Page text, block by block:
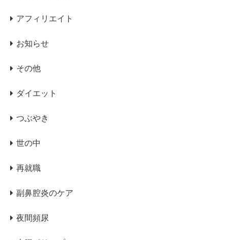
アフィリエイト
お知らせ
その他
ダイエット
つぶやき
世の中
再就職
副鼻腔炎のケア
夜間頻尿